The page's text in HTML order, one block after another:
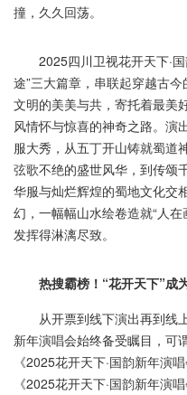
撞，久久回荡。
2025四川卫视花开天下·国
途”三大篇章，串联起穿越古
文明的美美与共，寄托着最美
风情怀与惊喜的神奇之路。演
服大秀，从五丁开山铸就蜀道
弦歌不绝的盛世风华，到传
华服与灿烂辉煌的蜀地文化交
幻，一幅幅山水绘卷造就“人
发挥得淋漓尽致。
热搜霸榜 ！ “花开天下”成
从开票到线下演出再到线上
新年演唱会始终备受瞩目，可
《2025花开天下·国韵新年演
《2025花开天下·国韵新年演